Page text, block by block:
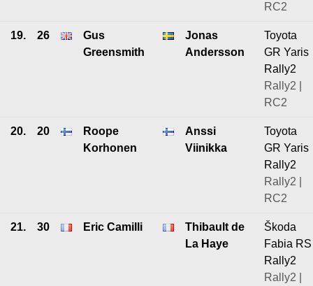
RC2
19. 26
Gus
Greensmith
Jonas
Andersson
Toyota
GR Yaris
Rally2
Rally2 |
RC2
20. 20
Roope
Korhonen
Anssi
Viinikka
Toyota
GR Yaris
Rally2
Rally2 |
RC2
21. 30 Eric Camilli
Thibault de
La Haye
Škoda
Fabia RS
Rally2
Rally2 |